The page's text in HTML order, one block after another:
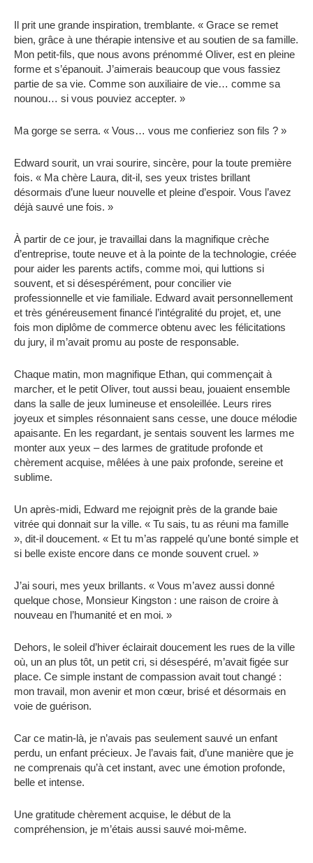
Il prit une grande inspiration, tremblante. « Grace se remet
bien, grâce à une thérapie intensive et au soutien de sa famille.
Mon petit-fils, que nous avons prénommé Oliver, est en pleine
forme et s’épanouit. J’aimerais beaucoup que vous fassiez
partie de sa vie. Comme son auxiliaire de vie… comme sa
nounou… si vous pouviez accepter. »
Ma gorge se serra. « Vous… vous me confieriez son fils ? »
Edward sourit, un vrai sourire, sincère, pour la toute première
fois. « Ma chère Laura, dit-il, ses yeux tristes brillant
désormais d’une lueur nouvelle et pleine d’espoir. Vous l’avez
déjà sauvé une fois. »
À partir de ce jour, je travaillai dans la magnifique crèche
d’entreprise, toute neuve et à la pointe de la technologie, créée
pour aider les parents actifs, comme moi, qui luttions si
souvent, et si désespérément, pour concilier vie
professionnelle et vie familiale. Edward avait personnellement
et très généreusement financé l’intégralité du projet, et, une
fois mon diplôme de commerce obtenu avec les félicitations
du jury, il m’avait promu au poste de responsable.
Chaque matin, mon magnifique Ethan, qui commençait à
marcher, et le petit Oliver, tout aussi beau, jouaient ensemble
dans la salle de jeux lumineuse et ensoleillée. Leurs rires
joyeux et simples résonnaient sans cesse, une douce mélodie
apaisante. En les regardant, je sentais souvent les larmes me
monter aux yeux – des larmes de gratitude profonde et
chèrement acquise, mêlées à une paix profonde, sereine et
sublime.
Un après-midi, Edward me rejoignit près de la grande baie
vitrée qui donnait sur la ville. « Tu sais, tu as réuni ma famille
», dit-il doucement. « Et tu m’as rappelé qu’une bonté simple et
si belle existe encore dans ce monde souvent cruel. »
J’ai souri, mes yeux brillants. « Vous m’avez aussi donné
quelque chose, Monsieur Kingston : une raison de croire à
nouveau en l’humanité et en moi. »
Dehors, le soleil d’hiver éclairait doucement les rues de la ville
où, un an plus tôt, un petit cri, si désespéré, m’avait figée sur
place. Ce simple instant de compassion avait tout changé :
mon travail, mon avenir et mon cœur, brisé et désormais en
voie de guérison.
Car ce matin-là, je n’avais pas seulement sauvé un enfant
perdu, un enfant précieux. Je l’avais fait, d’une manière que je
ne comprenais qu’à cet instant, avec une émotion profonde,
belle et intense.
Une gratitude chèrement acquise, le début de la
compréhension, je m’étais aussi sauvé moi-même.